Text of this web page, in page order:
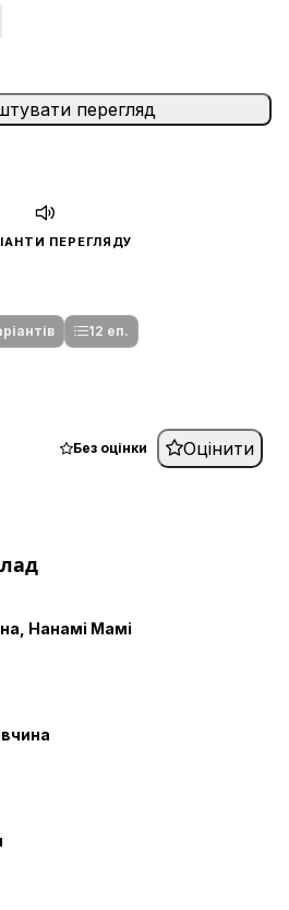
перегляд
ПЕРЕГЛЯДУ
12 еп.
Без оцінки Оцінити
Нанамі Мамі